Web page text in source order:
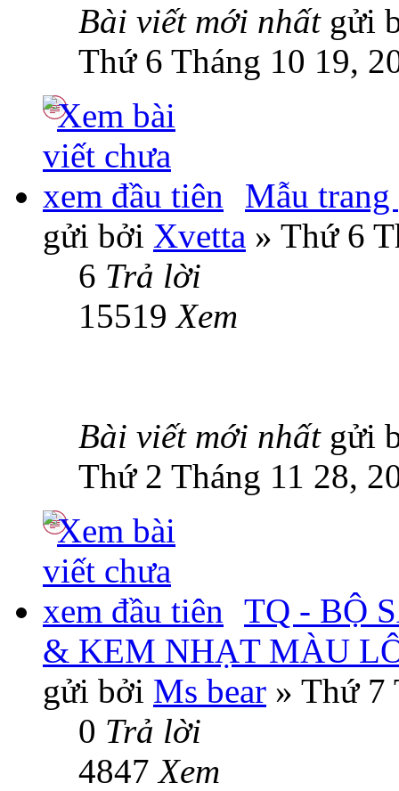
Bài viết mới nhất gửi
Thứ 6 Tháng 10 19,
Mẫu
gửi bởi Xvetta » Thứ 6
6 Trả lời
15519Xem
Bài viết mới nhất gửi
Thứ 2 Tháng 11 28,
TQ - BỘ
& KEM NHẠT MÀU
gửi bởi Ms bear » Thứ 7
0 Trả lời
4847Xem